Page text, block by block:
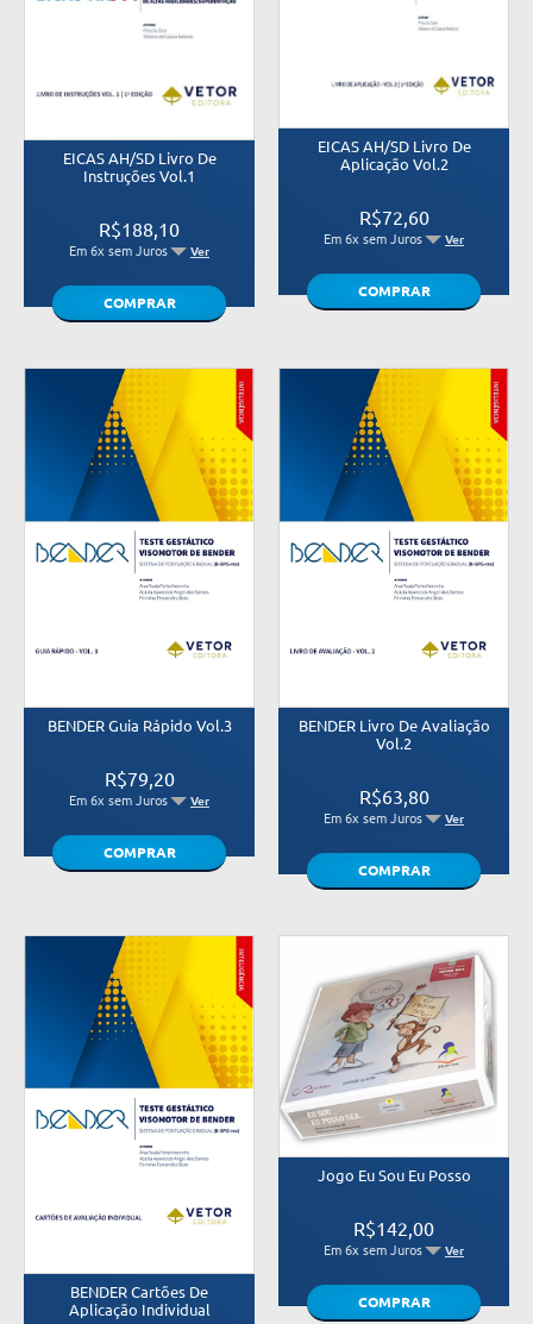
EICAS AH/SD Livro De
Instruções Vol.1
R$188,10
Em 6x sem Juros Ver
COMPRAR
EICAS AH/SD Livro De
Aplicação Vol.2
R$72,60
Em 6x sem Juros Ver
COMPRAR
BENDER Guia Rápido Vol.3
R$79,20
Em 6x sem Juros Ver
COMPRAR
BENDER Livro De Avaliação
Vol.2
R$63,80
Em 6x sem Juros Ver
COMPRAR
BENDER Cartões De
Aplicação Individual
Jogo Eu Sou Eu Posso
R$142,00
Em 6x sem Juros Ver
COMPRAR